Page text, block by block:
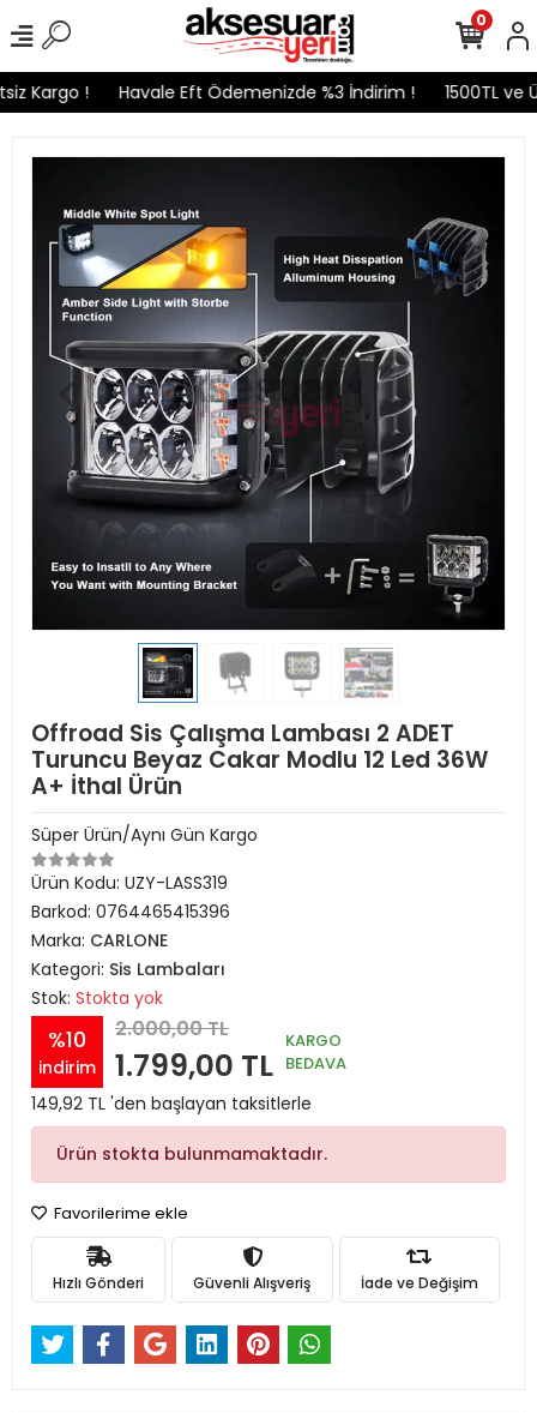
Kargo ! Havale Eft Ödemenizde %3 İndirim ! 1500TL ve
0
Offroad Sis Çalışma Lambası 2 ADET
Turuncu Beyaz Cakar Modlu 12 Led 36W
A+ İthal Ürün
Süper Ürün/Aynı Gün Kargo
Ürün Kodu: UZY-LASS319
Barkod: 0764465415396
Marka: CARLONE
Kategori: Sis Lambaları
Stok: Stokta yok
%10
indirim
2.000,00 TL
1.799,00 TL
KARGO
BEDAVA
149,92 TL 'den başlayan taksitlerle
Ürün stokta bulunmamaktadır.
Favorilerime ekle
Hızlı Gönderi Güvenli Alışveriş İade ve Değişim